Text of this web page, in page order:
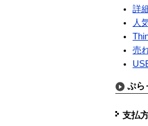
詳
人
売
ぷら
支払